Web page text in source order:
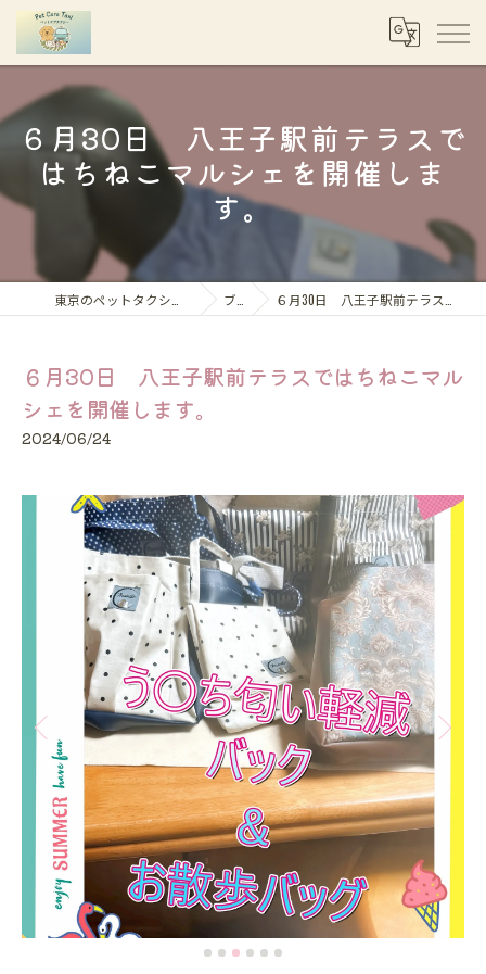
６月30日 八王子駅前テラスで
はちねこマルシェを開催しま
す。
ブログ ６月30日 八王子駅前テラスではちねこマルシェを開催します。
６月30日 八王子駅前テラスではちねこマル
シェを開催します。
2024/06/24